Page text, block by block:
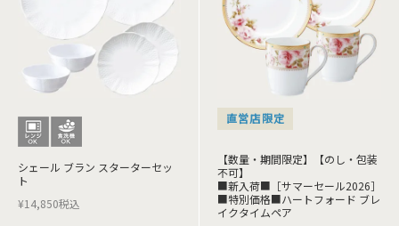
シェール ブラン スターターセッ
ト
¥14,850税込
直営店限定
【数量・期間限定】【のし・包装
不可】
■新入荷■［サマーセール2026］
■特別価格■ハートフォード ブレ
イクタイムペア